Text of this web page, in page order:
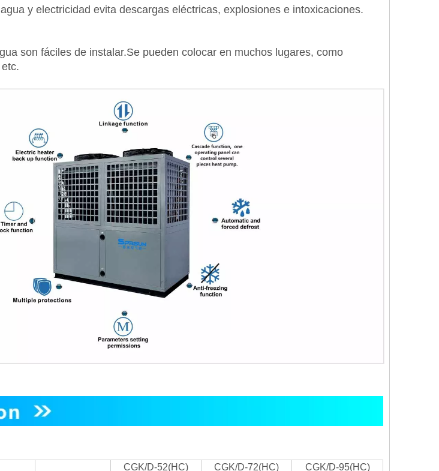
y electricidad evita descargas eléctricas, explosiones e intoxicaciones.
son fáciles de instalar.Se pueden colocar en muchos lugares, como
CGK/D-52(HC) CGK/D-72(HC)
CGK/D-95(HC)